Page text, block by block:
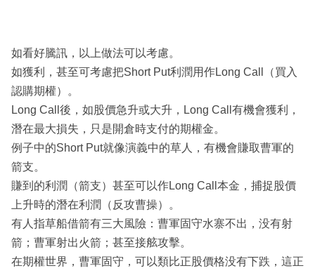
如看好騰訊，以上做法可以考慮。
如獲利，甚至可考慮把Short Put利潤用作Long Call（買入
認購期權）。
Long Call後，如股價急升或大升，Long Call有機會獲利，
潛在最大損失，只是開倉時支付的期權金。
例子中的Short Put就像演義中的草人，有機會賺取曹軍的
箭支。
賺到的利潤（箭支）甚至可以作Long Call本金，捕捉股價
上升時的潛在利潤（反攻曹操）。
有人指草船借箭有三大風險：曹軍固守水寨不出，没有射
箭；曹軍射出火箭；甚至接舷攻擊。
在期權世界，曹軍固守，可以類比正股價格没有下跌，這正